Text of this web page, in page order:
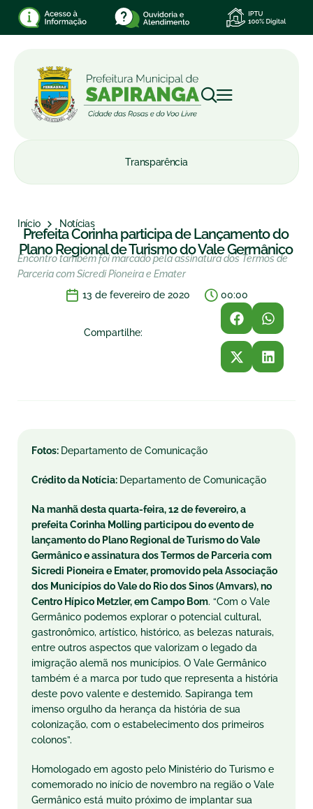
Transparência
Início Notícias
Prefeita Corinha participa de Lançamento do
Plano Regional de Turismo do Vale Germânico
Encontro também foi marcado pela assinatura dos Termos de
Parceria com Sicredi Pioneira e Emater
13 de fevereiro de 2020
00:00
Compartilhe:
Fotos: Departamento de Comunicação
Crédito da Notícia: Departamento de Comunicação
Na manhã desta quarta-feira, 12 de fevereiro, a
prefeita Corinha Molling participou do evento de
lançamento do Plano Regional de Turismo do Vale
Germânico e assinatura dos Termos de Parceria com
Sicredi Pioneira e Emater, promovido pela Associação
dos Municípios do Vale do Rio dos Sinos (Amvars), no
Centro Hípico Metzler, em Campo Bom. “Com o Vale
Germânico podemos explorar o potencial cultural,
gastronômico, artístico, histórico, as belezas naturais,
entre outros aspectos que valorizam o legado da
imigração alemã nos municípios. O Vale Germânico
também é a marca por tudo que representa a história
deste povo valente e destemido. Sapiranga tem
imenso orgulho da herança da história de sua
colonização, com o estabelecimento dos primeiros
colonos”.
Homologado em agosto pelo Ministério do Turismo e
comemorado no início de novembro na região o Vale
Germânico está muito próximo de implantar sua